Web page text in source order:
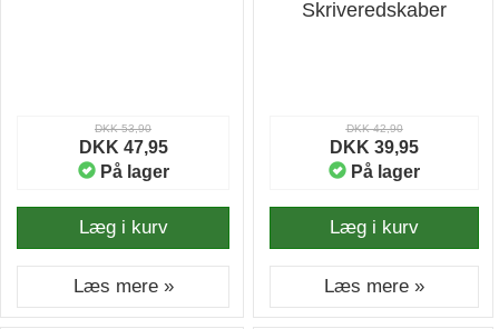
DKK 53,90
DKK 47,95
På lager
Læg i kurv
Læs mere »
Skriveredskaber
DKK 42,90
DKK 39,95
På lager
Læg i kurv
Læs mere »